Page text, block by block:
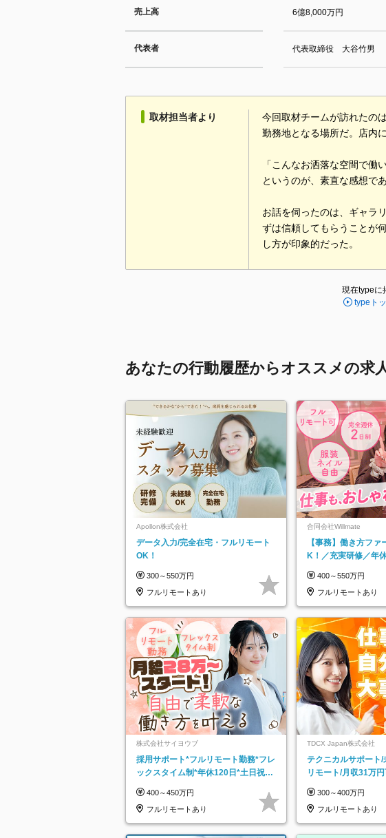
売上高 6億8,000万円
代表者 代表取締役 大谷竹男
取材担当者より
今回取材チームが訪れたの
勤務地となる場所だ。店内
「こんなお洒落な空間で働
というのが、素直な感想であ
お話を伺ったのは、ギャラ
ずは信頼してもらうことが
し方が印象的だった。
現在typeに
typeト
あなたの行動履歴からオススメの求
Apollon株式会社
データ入力/完全在宅・フルリモート
OK！
300～550万円
フルリモートあり
合同会社Willmate
【事務】働き方フ
K！／充実研修／年
400～550万円
フルリモートあり
株式会社サイヨウブ
採用サポート*フルリモート勤務*フレ
ックスタイム制*年休120日*土日祝休
400～450万円
フルリモートあり
TDCX Japan株式会社
テクニカルサポート
リモート/月収31万
300～400万円
フルリモートあり